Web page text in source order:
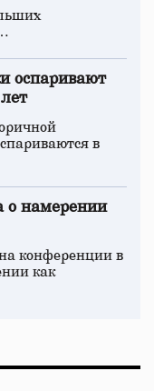
оспаривают
в
о намерении
конференции в
как